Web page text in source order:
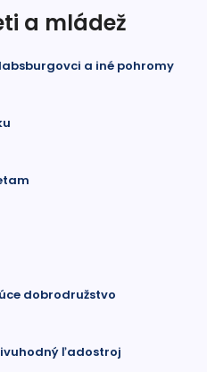
a mládež
a iné pohromy
dobrodružstvo
ľadostroj